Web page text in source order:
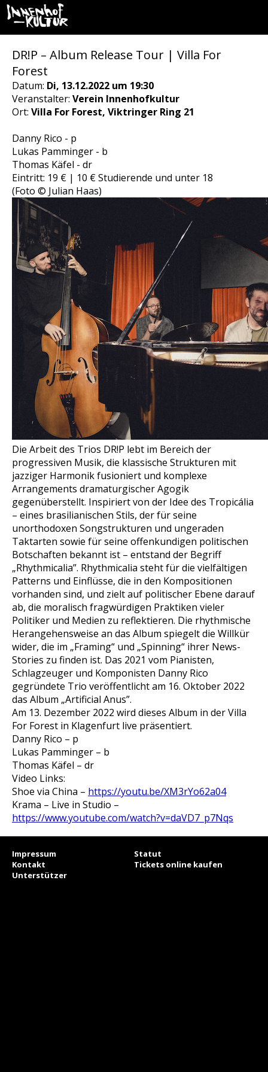
DR!P – Album Release Tour | Villa For
Forest
Datum: Di, 13.12.2022 um 19:30
Veranstalter: Verein Innenhofkultur
Ort: Villa For Forest, Viktringer Ring 21
Danny Rico - p
Lukas Pamminger - b
Thomas Käfel - dr
Eintritt: 19 € | 10 € Studierende und unter 18
(Foto © Julian Haas)
Die Arbeit des Trios DR!P lebt im Bereich der
progressiven Musik, die klassische Strukturen mit
jazziger Harmonik fusioniert und komplexe
Arrangements dramaturgischer Agogik
gegenüberstellt. Inspiriert von der Idee des Tropicália
– eines brasilianischen Stils, der für seine
unorthodoxen Songstrukturen und ungeraden
Taktarten sowie für seine offenkundigen politischen
Botschaften bekannt ist – entstand der Begriff
„Rhythmicalia”. Rhythmicalia steht für die vielfältigen
Patterns und Einflüsse, die in den Kompositionen
vorhanden sind, und zielt auf politischer Ebene darauf
ab, die moralisch fragwürdigen Praktiken vieler
Politiker und Medien zu reflektieren. Die rhythmische
Herangehensweise an das Album spiegelt die Willkür
wider, die im „Framing“ und „Spinning“ ihrer News-
Stories zu finden ist. Das 2021 vom Pianisten,
Schlagzeuger und Komponisten Danny Rico
gegründete Trio veröffentlicht am 16. Oktober 2022
das Album „Artificial Anus”.
Am 13. Dezember 2022 wird dieses Album in der Villa
For Forest in Klagenfurt live präsentiert.
Danny Rico – p
Lukas Pamminger – b
Thomas Käfel – dr
Video Links:
Shoe via China – https://youtu.be/XM3rYo62a04
Krama – Live in Studio –
https://www.youtube.com/watch?v=daVD7_p7Nqs
Impressum
Statut
Kontakt
Tickets online kaufen
Unterstützer